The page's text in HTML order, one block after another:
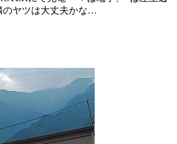
のヤツは大丈夫かな…